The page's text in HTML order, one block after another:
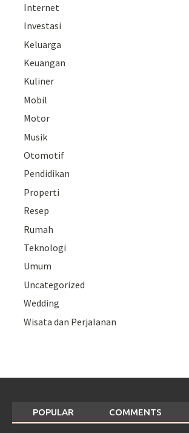
Internet
Investasi
Keluarga
Keuangan
Kuliner
Mobil
Motor
Musik
Otomotif
Pendidikan
Properti
Resep
Rumah
Teknologi
Umum
Uncategorized
Wedding
Wisata dan Perjalanan
POPULAR COMMENTS